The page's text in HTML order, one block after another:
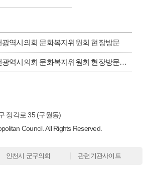
광역시의회 문화복지위원회 현장방문
역시의회 문화복지위원회 현장방문 실시
정각로 35 (구월동)
Council. All Rights Reserved.
인천시 군구의회 관련기관사이트